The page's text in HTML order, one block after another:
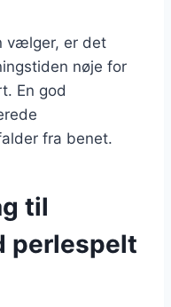
vælger, er det
nøje for
En god
fra benet.
til
perlespelt